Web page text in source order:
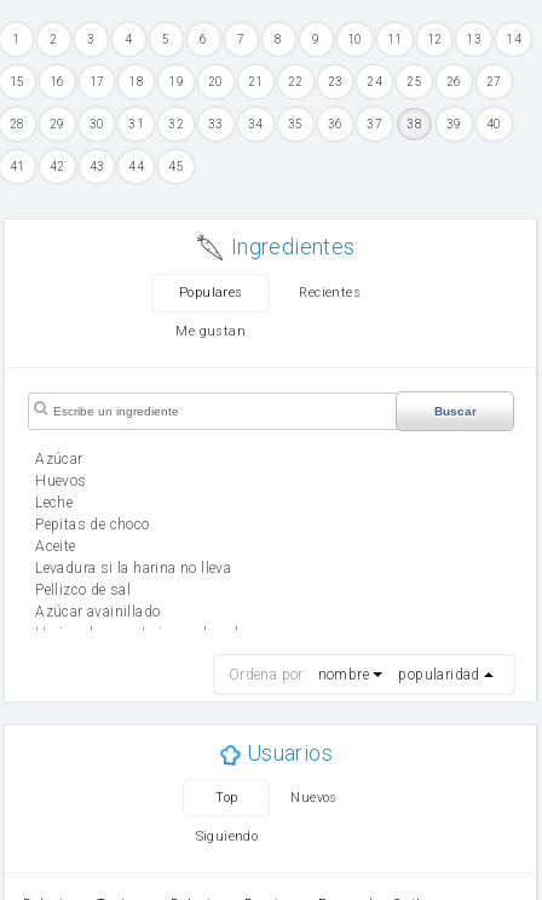
1 2 3 4 5 6 7 8 9 10 11 12 13 14
15 16 17 18 19 20 21 22 23 24 25 26 27
28 29 30 31 32 33 34 35 36 37 38 39 40
41 42 43 44 45
Ingredientes
Populares Recientes
Me gustan
Buscar
Azúcar
huevos
leche
Pepitas de choco
aceite
Levadura si la harina no lleva
Pellizco de sal
Azúcar avainillado
Harina de reposteria con levadura
mantequilla
Opcional: Azúcar avainillado
Ordena por: nombre popularidad
Usuarios
Top Nuevos
Siguiendo